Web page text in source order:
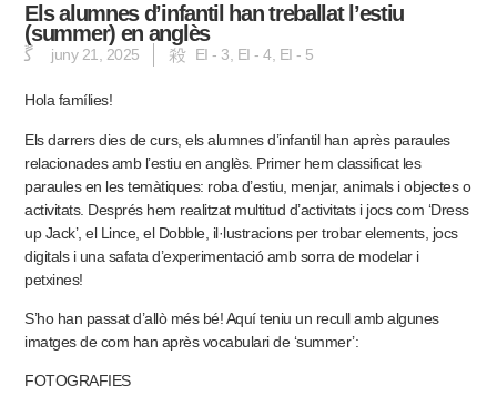
Els alumnes d’infantil han treballat l’estiu
(summer) en anglès
juny 21, 2025 EI - 3 EI - 4, EI - 5
Hola famílies!
Els darrers dies de curs, els alumnes d’infantil han après paraules
relacionades amb l’estiu en anglès. Primer hem classificat les
paraules en les temàtiques: roba d’estiu, menjar, animals i objectes o
activitats. Després hem realitzat multitud d’activitats i jocs com ‘Dress
up Jack’, el Lince, el Dobble, il·lustracions per trobar elements, jocs
digitals i una safata d’experimentació amb sorra de modelar i
petxines!
S’ho han passat d’allò més bé! Aquí teniu un recull amb algunes
imatges de com han après vocabulari de ‘summer’:
FOTOGRAFIES